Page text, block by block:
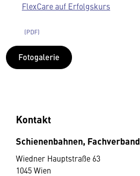
FlexCare auf Erfolgskurs
Fotogalerie
Kontakt
Schienenbahnen, Fachverband
Wiedner Hauptstraße 63
1045 Wien